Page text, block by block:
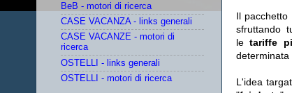
Il pacchetto
sfruttando
le tariffe
determinata
L'idea
BeB - motori di ricerca
CASE VACANZA - links generali
CASE VACANZE - motori di
ricerca
OSTELLI - links generali
OSTELLI - motori di ricerca